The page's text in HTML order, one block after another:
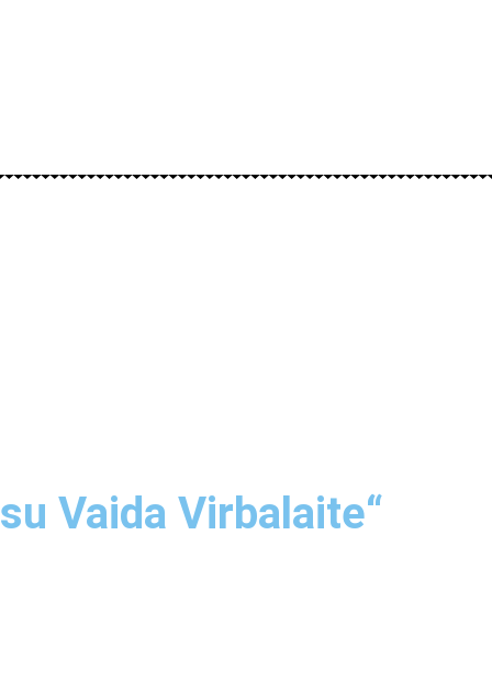
Vaida Virbalaite“